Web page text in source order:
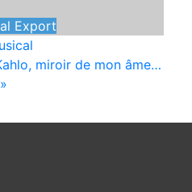
Export
miroir de mon âme…
»